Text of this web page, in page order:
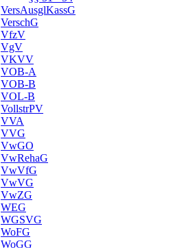
VersAusglKassG
VerschG
VfzV
VgV
VKVV
VOB-A
VOB-B
VOL-B
VollstrPV
VVA
VVG
VwGO
VwRehaG
VwVfG
VwVG
VwZG
WEG
WGSVG
WoFG
WoGG